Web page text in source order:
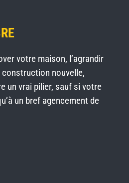
votre maison, l’agrandir
nouvelle,
un vrai pilier, sauf si votre
un bref agencement de